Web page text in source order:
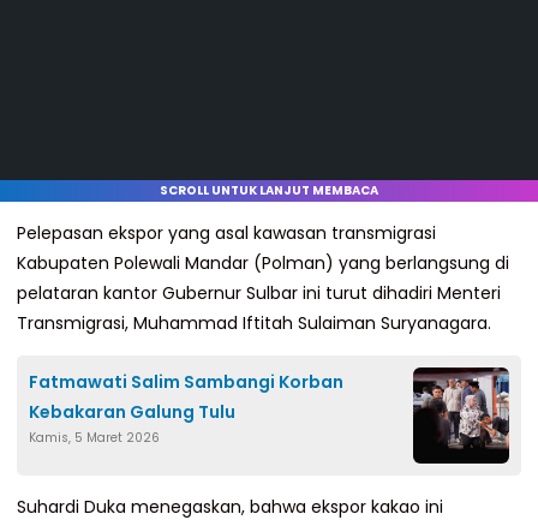
SCROLL UNTUK LANJUT MEMBACA
Pelepasan ekspor yang asal kawasan transmigrasi
Kabupaten Polewali Mandar (Polman) yang berlangsung di
pelataran kantor Gubernur Sulbar ini turut dihadiri Menteri
Transmigrasi, Muhammad Iftitah Sulaiman Suryanagara.
Fatmawati Salim Sambangi Korban
Kebakaran Galung Tulu
Kamis, 5 Maret 2026
Suhardi Duka menegaskan, bahwa ekspor kakao ini